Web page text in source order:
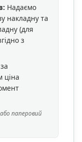
Надаємо
накладну та
(для
з
ціна
паперовий